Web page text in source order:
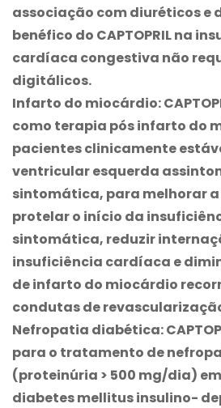
associação com diuréticos e
benéfico do CAPTOPRIL na
cardíaca congestiva não
digitálicos.
Infarto do miocárdio:
como terapia pós infarto do
pacientes clinicamente
ventricular esquerda
sintomática, para melhorar
protelar o início da
sintomática, reduzir
insuficiência cardíaca e
de infarto do miocárdio
condutas de
Nefropatia diabética:
para o tratamento de
(proteinúria > 500 mg/dia)
diabetes mellitus insulino-